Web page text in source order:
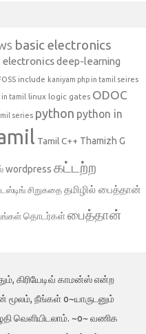
basic electronics
electronicsdeep-learning
include kaniyam php in tamil seires
in tamil linux logic gates ODOC
series python python in
Tamil C++ Thamizh G
wordpress கட்டற்ற
சிறுகதை தமிழில் பைத்தான்
தொடர்கள்பைத்தான்
கிரியேடிவ் காமன்ஸ் என்ற
மூலம், நீங்கள் o~யாருடனும்
வெளியிடலாம். ~o~ வணிக